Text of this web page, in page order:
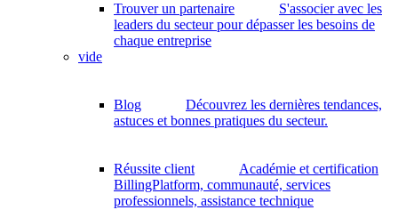
Trouver un partenaire
S'associer avec les
leaders du secteur pour dépasser les besoins de
chaque entreprise
vide
Blog
Découvrez les dernières tendances,
astuces et bonnes pratiques du secteur.
Réussite client
Académie et certification
BillingPlatform, communauté, services
professionnels, assistance technique